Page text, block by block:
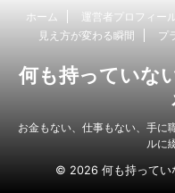
ホーム 運営者プロフィー
見え方が変わる瞬間
プ
何も持っていな
お金もない、仕事もない、手に
ルに
© 2026 何も持ってい